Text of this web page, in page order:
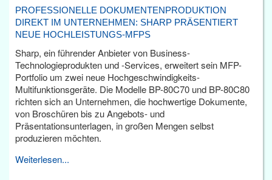
PROFESSIONELLE DOKUMENTENPRODUKTION
DIREKT IM UNTERNEHMEN: SHARP PRÄSENTIERT
NEUE HOCHLEISTUNGS-MFPS
Sharp, ein führender Anbieter von Business-
Technologieprodukten und -Services, erweitert sein MFP-
Portfolio um zwei neue Hochgeschwindigkeits-
Multifunktionsgeräte. Die Modelle BP-80C70 und BP-80C80
richten sich an Unternehmen, die hochwertige Dokumente,
von Broschüren bis zu Angebots- und
Präsentationsunterlagen, in großen Mengen selbst
produzieren möchten.
Weiterlesen...